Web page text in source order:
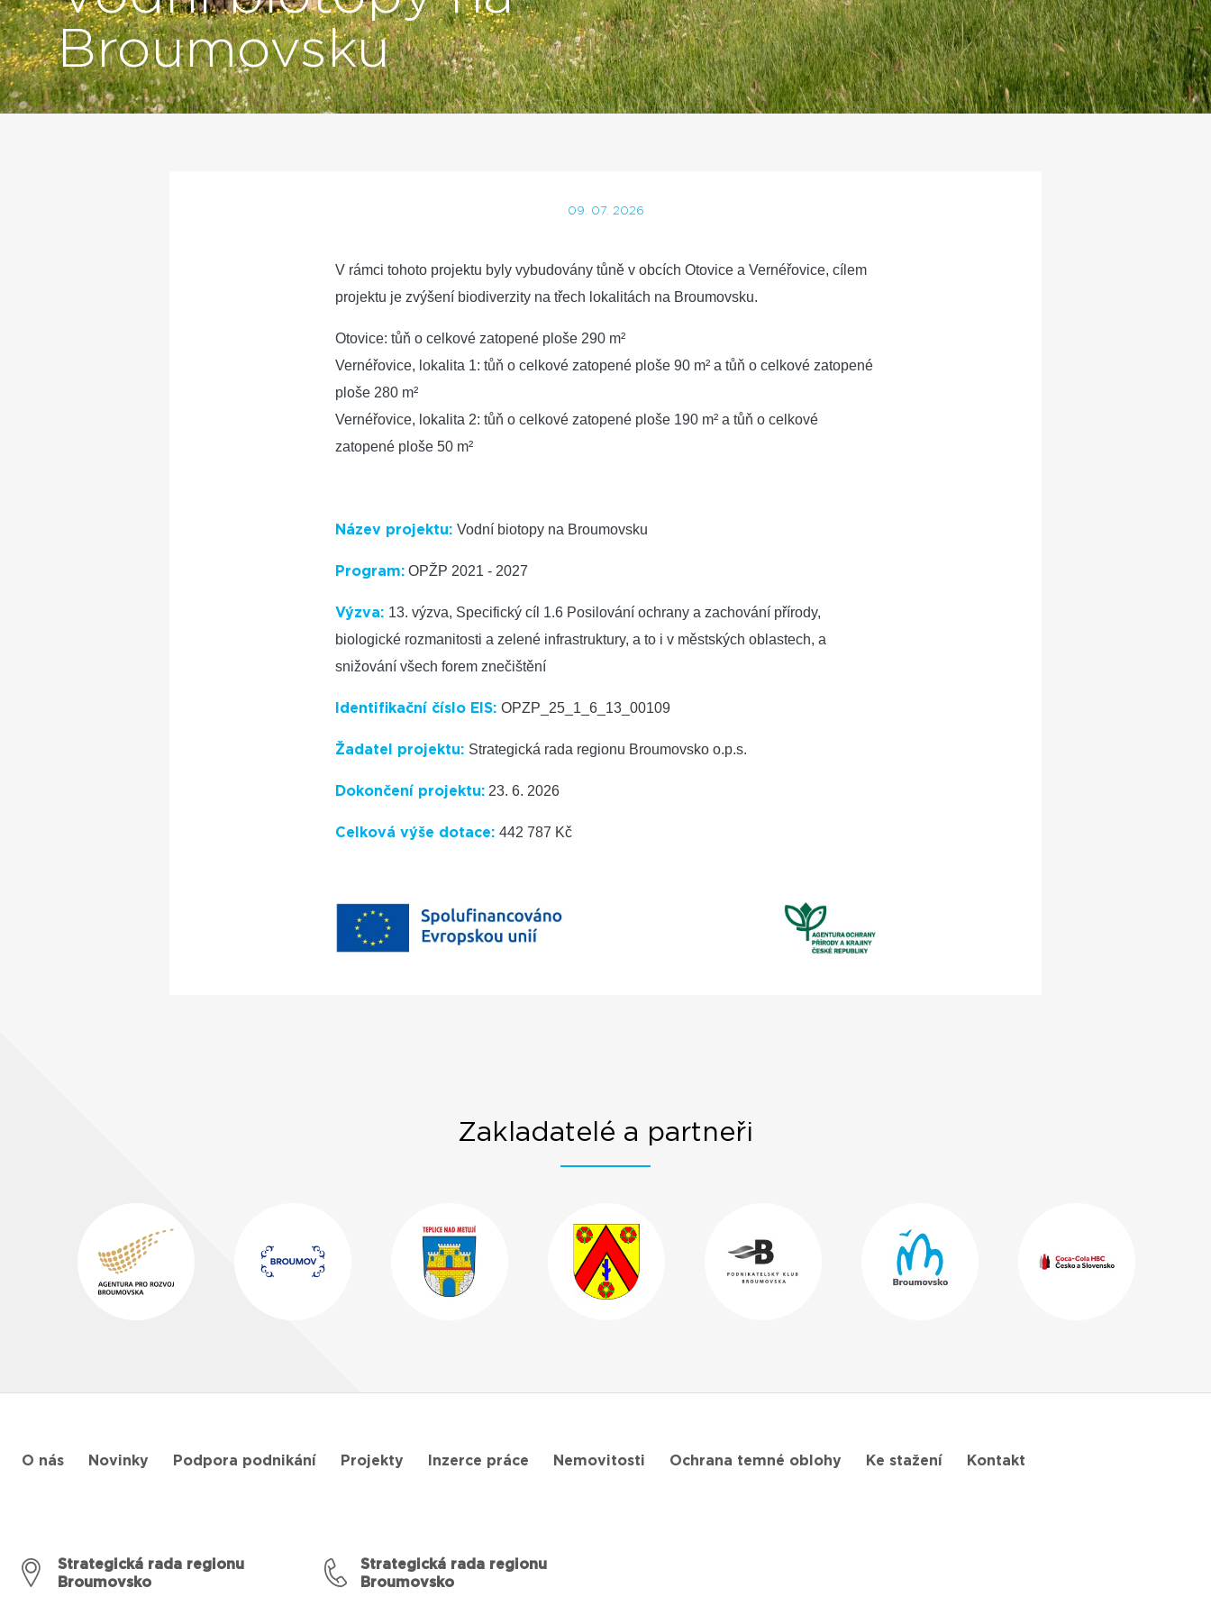
Broumovsku
09. 07. 2026
V rámci tohoto projektu byly vybudovány tůně v obcích Otovice a Vernéřovice, cílem
projektu je zvýšení biodiverzity na třech lokalitách na Broumovsku.
Otovice: tůň o celkové zatopené ploše 290 m²
Vernéřovice, lokalita 1: tůň o celkové zatopené ploše 90 m² a tůň o celkové zatopené
ploše 280 m²
Vernéřovice, lokalita 2: tůň o celkové zatopené ploše 190 m² a tůň o celkové
zatopené ploše 50 m²
Název projektu: Vodní biotopy na Broumovsku
Program: OPŽP 2021 - 2027
Výzva: 13. výzva, Specifický cíl 1.6 Posilování ochrany a zachování přírody,
biologické rozmanitosti a zelené infrastruktury, a to i v městských oblastech, a
snižování všech forem znečištění
Identifikační číslo EIS: OPZP_25_1_6_13_00109
Žadatel projektu: Strategická rada regionu Broumovsko o.p.s.
Dokončení projektu: 23. 6. 2026
Celková výše dotace: 442 787 Kč
Zakladatelé a partneři
O nás Novinky Podpora podnikání Projekty Inzerce práce Nemovitosti Ochrana temné oblohy Ke stažení Kontakt
Strategická rada regionu
Broumovsko
Strategická rada regionu
Broumovsko